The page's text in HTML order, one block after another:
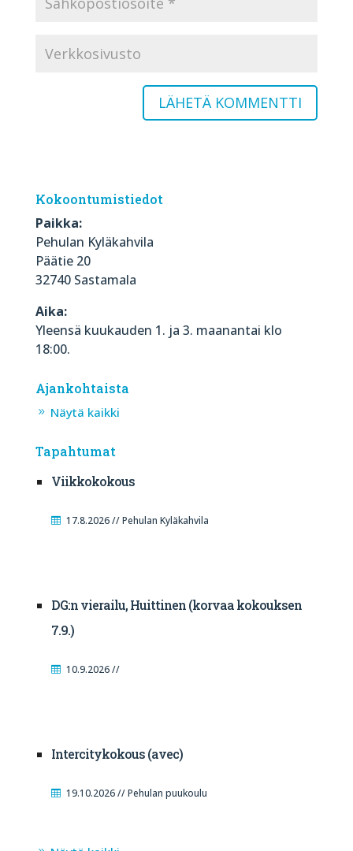
Kokoontumistiedot
Paikka:
Pehulan Kyläkahvila
Päätie 20
32740 Sastamala
Aika:
Yleensä kuukauden 1. ja 3. maanantai klo
18:00.
Ajankohtaista
Näytä kaikki
Tapahtumat
Viikkokokous
17.8.2026 // Pehulan Kyläkahvila
DG:n vierailu, Huittinen (korvaa kokouksen
7.9.)
10.9.2026 //
Intercitykokous (avec)
19.10.2026 // Pehulan puukoulu